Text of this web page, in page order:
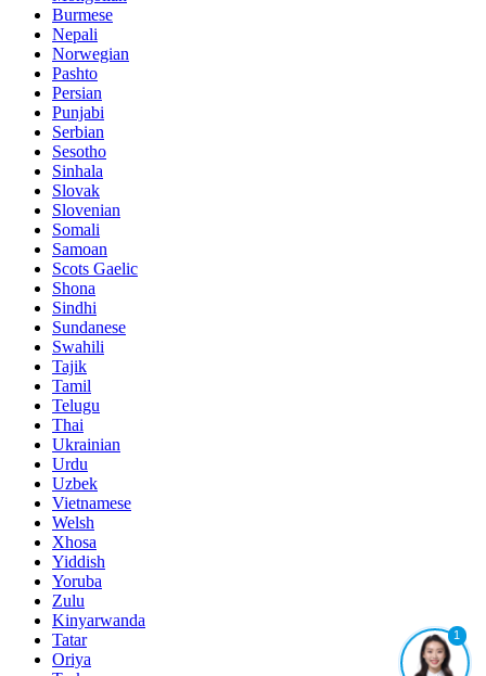
Burmese
Nepali
Norwegian
Pashto
Persian
Punjabi
Serbian
Sesotho
Sinhala
Slovak
Slovenian
Somali
Samoan
Scots Gaelic
Shona
Sindhi
Sundanese
Swahili
Tajik
Tamil
Telugu
Thai
Ukrainian
Urdu
Uzbek
Vietnamese
Welsh
Xhosa
Yiddish
Yoruba
Zulu
Kinyarwanda
Tatar
Oriya
1